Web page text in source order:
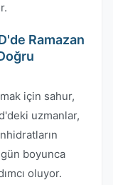
Ramazan
için sahur,
uzmanlar,
boyunca
oluyor.